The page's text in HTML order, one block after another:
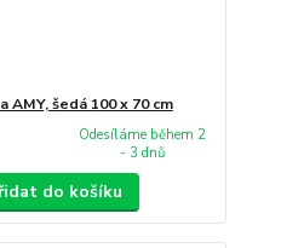
AMY, šedá 100 x 70 cm
Odesíláme během 2
- 3 dnů
do košíku